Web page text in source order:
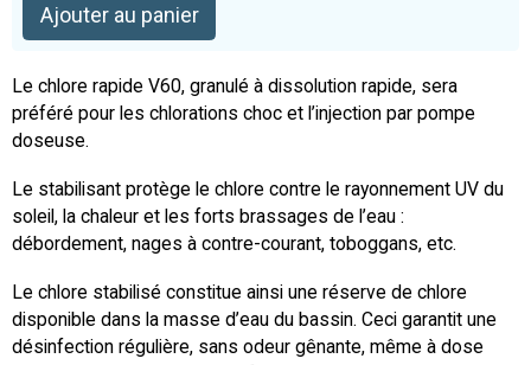
Ajouter au panier
Le chlore rapide V60, granulé à dissolution rapide, sera
préféré pour les chlorations choc et l’injection par pompe
doseuse.
Le stabilisant protège le chlore contre le rayonnement UV du
soleil, la chaleur et les forts brassages de l’eau :
débordement, nages à contre-courant, toboggans, etc.
Le chlore stabilisé constitue ainsi une réserve de chlore
disponible dans la masse d’eau du bassin. Ceci garantit une
désinfection régulière, sans odeur gênante, même à dose